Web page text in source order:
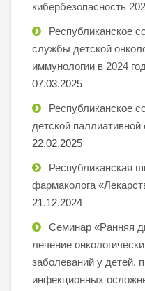
кибербезопасность
Республиканское
службы детской
иммунологии в 2024
07.03.2025
Республиканское
детской
22.02.2025
Республиканская
фармаколога
21.12.2024
Семинар «Ранняя
лечение
заболеваний у детей,
инфекционных